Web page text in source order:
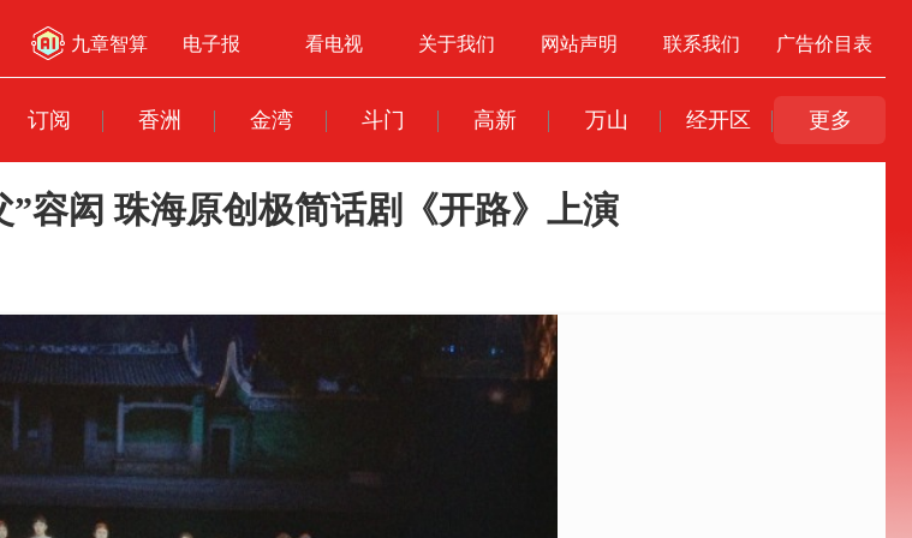
九章智算 电子报 看电视 关于我们 网站声明 联系我们 广告价目表
订阅 香洲 金湾 斗门 高新 万山 经开区 更多
容闳 珠海原创极简话剧《开路》上演